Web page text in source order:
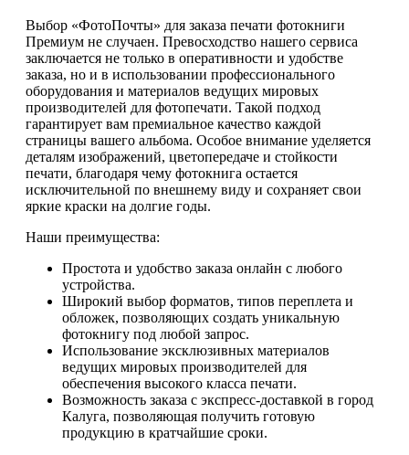
Выбор «ФотоПочты» для заказа печати фотокниги
Премиум не случаен. Превосходство нашего сервиса
заключается не только в оперативности и удобстве
заказа, но и в использовании профессионального
оборудования и материалов ведущих мировых
производителей для фотопечати. Такой подход
гарантирует вам премиальное качество каждой
страницы вашего альбома. Особое внимание уделяется
деталям изображений, цветопередаче и стойкости
печати, благодаря чему фотокнига остается
исключительной по внешнему виду и сохраняет свои
яркие краски на долгие годы.
Наши преимущества:
Простота и удобство заказа онлайн с любого
устройства.
Широкий выбор форматов, типов переплета и
обложек, позволяющих создать уникальную
фотокнигу под любой запрос.
Использование эксклюзивных материалов
ведущих мировых производителей для
обеспечения высокого класса печати.
Возможность заказа с экспресс-доставкой в город
Калуга, позволяющая получить готовую
продукцию в кратчайшие сроки.